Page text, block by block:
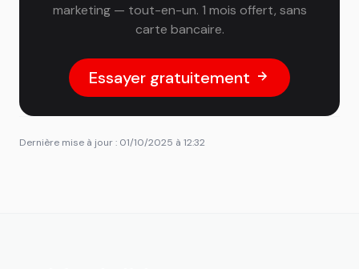
marketing — tout-en-un. 1 mois offert, sans
carte bancaire.
Essayer gratuitement
Dernière mise à jour : 01/10/2025 à 12:32